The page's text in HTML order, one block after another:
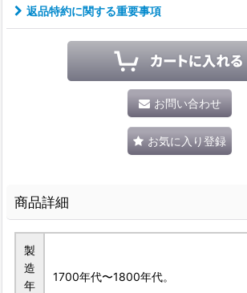
返品特約に関する重要事項
お問い合わせ
お気に入り登録
商品詳細
製
造
年
1700年代〜1800年代。